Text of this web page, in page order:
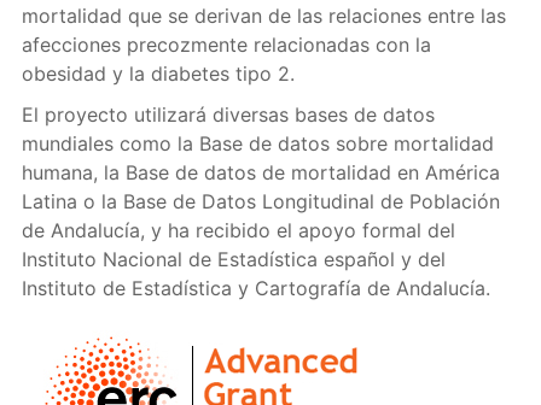
mortalidad que se derivan de las relaciones entre las
afecciones precozmente relacionadas con la
obesidad y la diabetes tipo 2.
El proyecto utilizará diversas bases de datos
mundiales como la Base de datos sobre mortalidad
humana, la Base de datos de mortalidad en América
Latina o la Base de Datos Longitudinal de Población
de Andalucía, y ha recibido el apoyo formal del
Instituto Nacional de Estadística español y del
Instituto de Estadística y Cartografía de Andalucía.